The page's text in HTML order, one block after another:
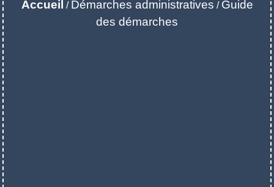
Accueil / Démarches administratives / Guide
des démarches